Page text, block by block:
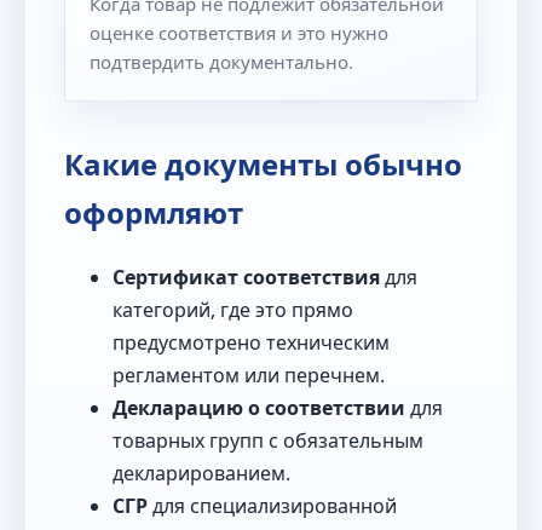
оценке соответствия и это нужно
подтвердить документально.
Какие документы обычно
оформляют
Сертификат соответствиядля
категорий, где это прямо
предусмотрено техническим
регламентом или перечнем.
Декларацию о соответствии для
товарных групп с обязательным
декларированием.
СГРдля специализированной